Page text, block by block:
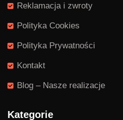
Reklamacja i zwroty
Polityka Cookies
Polityka Prywatności
Kontakt
Blog – Nasze realizacje
Kategorie